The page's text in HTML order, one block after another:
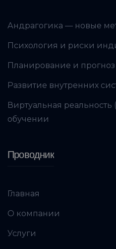
Андрагогика — новые
Психология и риски
Планирование и
Развитие внутренних
Виртуальная реальность
обучении
Проводник
Главная
О компании
Услуги